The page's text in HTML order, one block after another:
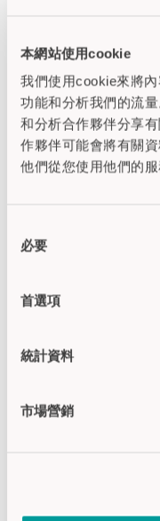
本網站使用cookie
我們使用cookie來將
功能和分析我們的流
和分析合作夥伴分享
作夥伴可能會將有關
他們從您使用他們的
必要
首選項
統計資料
市場營銷
机的时间耗费
仪的故障：
成本。
考虑长期
使用CAPTRON